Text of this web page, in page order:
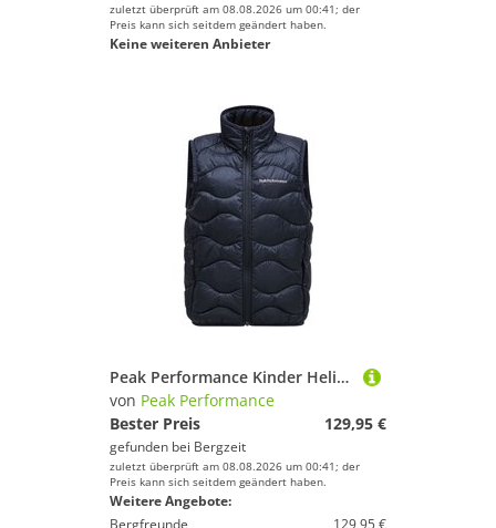
zuletzt überprüft am 08.08.2026 um 00:41; der
Preis kann sich seitdem geändert haben.
Keine weiteren Anbieter
Peak Performance Kinder Helium Down Weste
von Peak Performance
Bester Preis
129,95 €
gefunden bei Bergzeit
zuletzt überprüft am 08.08.2026 um 00:41; der
Preis kann sich seitdem geändert haben.
Weitere Angebote:
Bergfreunde
129,95 €